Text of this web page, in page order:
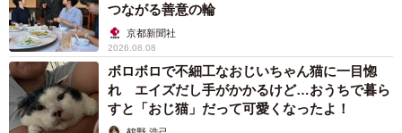
つながる善意の輪
京都新聞社
2026.08.08
ボロボロで不細工なおじいちゃん猫に一目惚
れ エイズだし手がかかるけど…おうちで暮ら
すと「おじ猫」だって可愛くなったよ！